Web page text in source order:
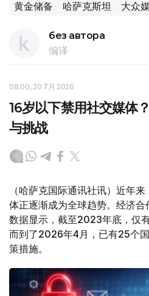
黄金储备 哈萨克斯坦 大众
без автора
编译
08:00, 20 7月 2026
16岁以下禁用社交媒体
与挑战
（哈萨克国际通讯社讯）近年
体正逐渐成为全球趋势。经济
数据显示，截至2023年底，仅
而到了2026年4月，已有25个
策措施。